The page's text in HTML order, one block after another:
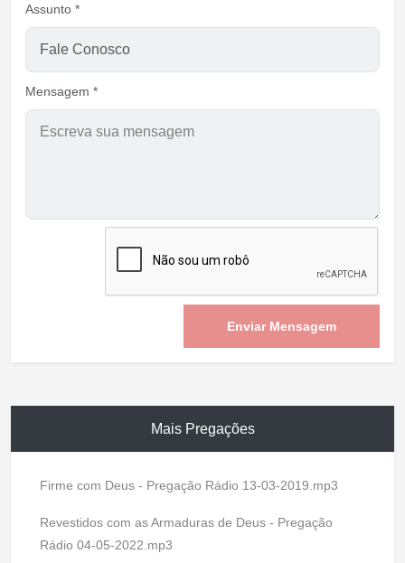
Assunto *
Mensagem *
Enviar Mensagem
Mais Pregações
Firme com Deus - Pregação Rádio 13-03-2019.mp3
Revestidos com as Armaduras de Deus - Pregação
Rádio 04-05-2022.mp3